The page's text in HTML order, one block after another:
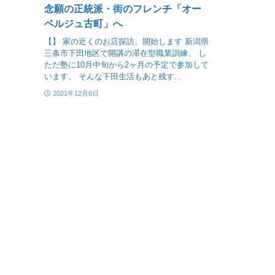
念願の正統派・街のフレンチ「オー
ベルジュ古町」へ
【】 家の近くのお店探訪、開始します 新潟県
三条市下田地区で開講の滞在型職業訓練、 し
ただ塾に10月中旬から2ヶ月の予定で参加して
います。 そんな下田生活もあと残す...
2021年12月6日